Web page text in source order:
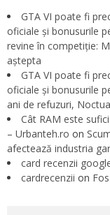
GTA VI poate fi
oficiale și bonusurile
revine în competiție:
aștepta
GTA VI poate fi
oficiale și bonusurile
ani de refuzuri,
Cât RAM este
– Urbanteh.ro on
afectează industria
card recenzii
cardrecenzii on